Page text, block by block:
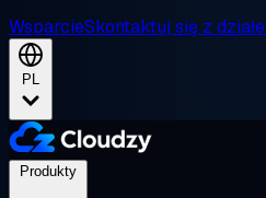
WsparcieSkontaktuj się z
PL